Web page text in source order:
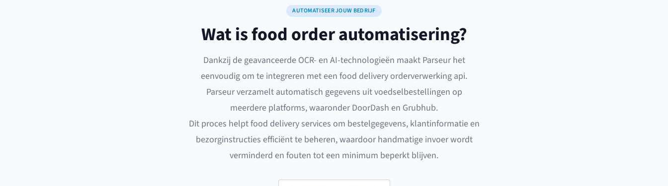
AUTOMATISEER JOUW BEDRIJF
Wat is food order automatisering?
Dankzij de geavanceerde OCR- en AI-technologieën maakt Parseur het
eenvoudig om te integreren met een food delivery orderverwerking api.
Parseur verzamelt automatisch gegevens uit voedselbestellingen op
meerdere platforms, waaronder DoorDash en Grubhub.
Dit proces helpt food delivery services om bestelgegevens, klantinformatie en
bezorginstructies efficiënt te beheren, waardoor handmatige invoer wordt
verminderd en fouten tot een minimum beperkt blijven.